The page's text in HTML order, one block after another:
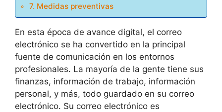
7. Medidas preventivas
En esta época de avance digital, el correo
electrónico se ha convertido en la principal
fuente de comunicación en los entornos
profesionales. La mayoría de la gente tiene sus
finanzas, información de trabajo, información
personal, y más, todo guardado en su correo
electrónico. Su correo electrónico es